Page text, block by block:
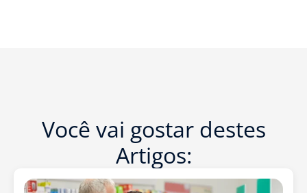
Você vai gostar destes
Artigos: